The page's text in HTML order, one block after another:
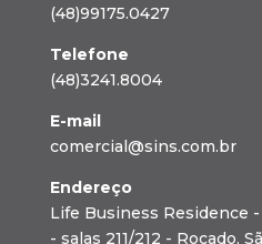
(48)99175.0427
Telefone
(48)3241.8004
E-mail
comercial@sins.com.br
Endereço
Life Business Residence -
- salas 211/212 - Roçado,